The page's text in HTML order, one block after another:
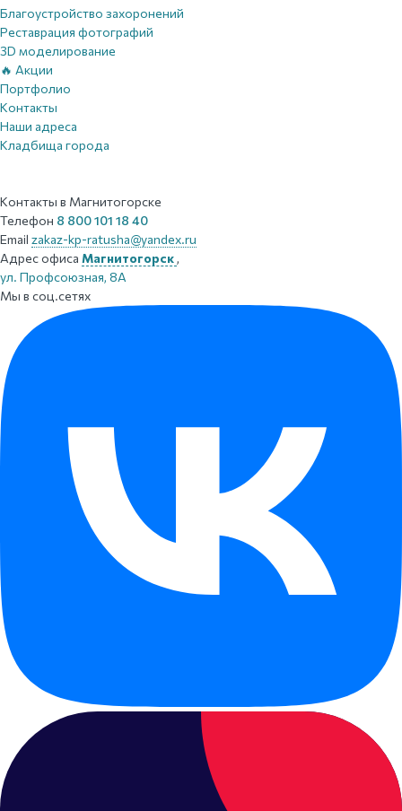
Благоустройство захоронений
Реставрация фотографий
3D моделирование
🔥 Акции
Портфолио
Контакты
Наши адреса
Кладбища города
Контакты в Магнитогорске
Телефон 8 800 101 18 40
Email zakaz-kp-ratusha@yandex.ru
Адрес офиса Магнитогорск,
ул. Профсоюзная, 8А
Мы в соц.сетях